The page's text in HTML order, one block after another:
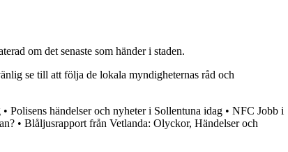
om det senaste som händer i staden.
se till att följa de lokala myndigheternas råd och
• Polisens händelser och nyheter i Sollentuna idag • NFC Jobb i
• Blåljusrapport från Vetlanda: Olyckor, Händelser och